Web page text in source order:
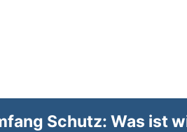
Schutz: Was ist